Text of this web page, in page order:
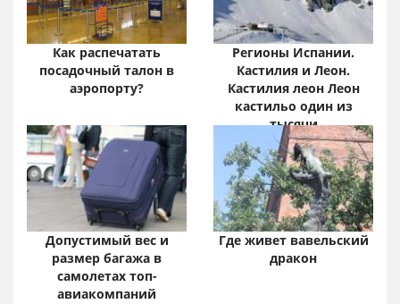
Как распечатать
посадочный талон в
аэропорту?
Регионы Испании.
Кастилия и Леон.
Кастилия леон Леон
кастильо один из
тысячи
Допустимый вес и
размер багажа в
самолетах топ-
авиакомпаний
Где живет вавельский
дракон